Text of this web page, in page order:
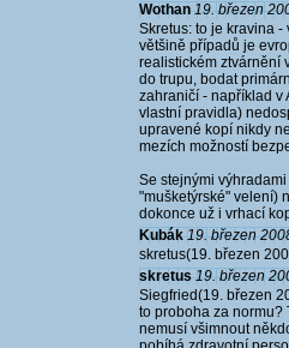
Wothan 19. březen
Skretus: to je kravina
většině případů je
realistickém ztvárnění
do trupu, bodat
zahraničí - například v
vlastní pravidla)
upravené kopí nikdy
mezích možností
Se stejnými
"mušketýrské" velení)
dokonce už i vrhací
Kubák 19. březen
skretus(19. březen
skretus 19. březen
Siegfried(19. březen
to proboha za normu?
nemusí všimnout